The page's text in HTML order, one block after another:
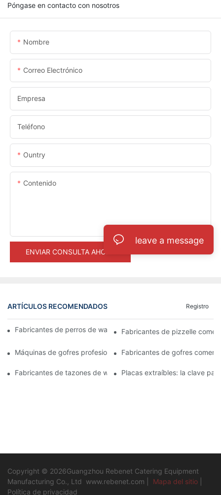
Póngase en contacto con nosotros
Nombre
Correo Electrónico
Empresa
Teléfono
Ountry
Contenido
ENVIAR CONSULTA AHORA
ARTÍCULOS RECOMENDADOS Registro
Fabricantes de perros de waffle: un placer divertido y único
Fabricantes de pizzelle
Máquinas de gofres profesionales: imprescindible para los
Fabricantes de gofres
Fabricantes de tazones de waffle comerciales: una solución
Placas extraíbles: la clave
Copyright © 2026Guangzhou Rebenet Catering Equipment
Manufacturing Co., Ltd www.rebenet.com Mapa del sitio
Política de privacidad
leave a message